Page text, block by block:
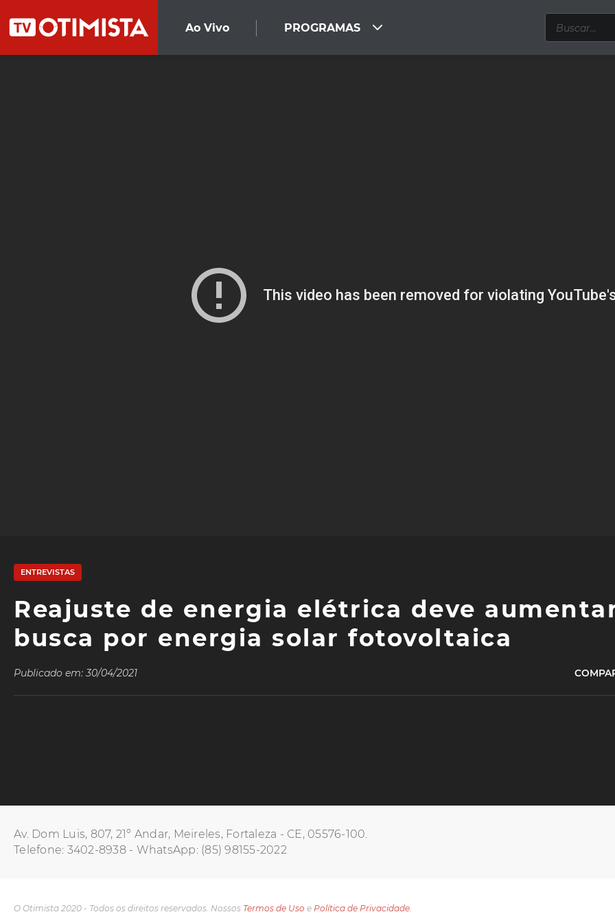
Ao Vivo PROGRAMAS
ENTREVISTAS
Reajuste de energia elétrica deve
busca por energia solar fotovoltaica
Publicado em: 30/04/2021
Av. Dom Luis, 807, 21º Andar, Meireles, Fortaleza - CE, 05576-100.
Telefone: 3402-8938 - WhatsApp: (85) 98155-2022
O Otimista 2020 - Todos os direitos reservados. Nossos Termos de Uso e Política de Privacidade.